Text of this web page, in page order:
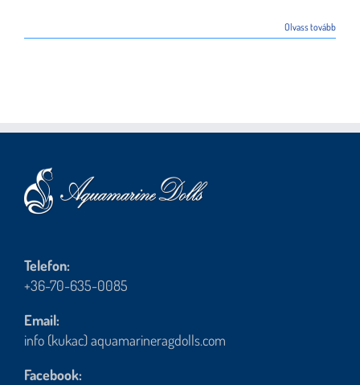
Olvass tovább
Telefon:
+36-70-635-0085
Email:
info (kukac) aquamarineragdolls.com
Facebook: